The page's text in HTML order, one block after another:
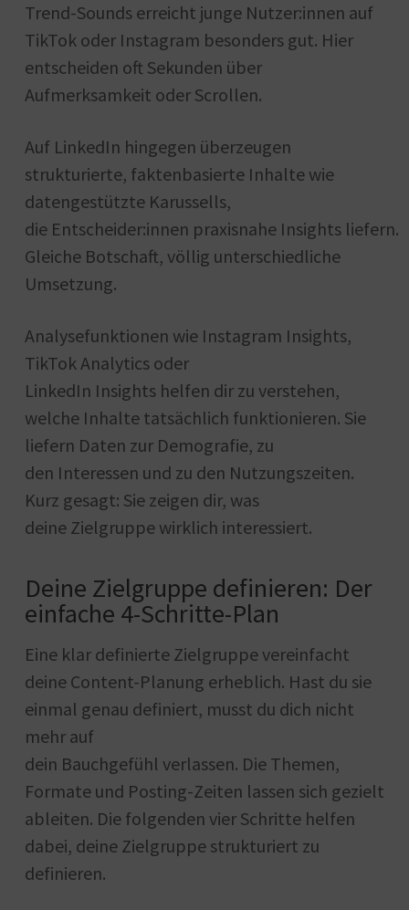
Trend-Sounds erreicht junge Nutzer:innen auf
TikTok oder Instagram besonders gut. Hier
entscheiden oft Sekunden über
Aufmerksamkeit oder Scrollen.
Auf LinkedIn hingegen überzeugen
strukturierte, faktenbasierte Inhalte wie
datengestützte Karussells,
die Entscheider:innen praxisnahe Insights liefern.
Gleiche Botschaft, völlig unterschiedliche
Umsetzung.
Analysefunktionen wie Instagram Insights,
TikTok Analytics oder
LinkedIn Insights helfen dir zu verstehen,
welche Inhalte tatsächlich funktionieren. Sie
liefern Daten zur Demografie, zu
den Interessen und zu den Nutzungszeiten.
Kurz gesagt: Sie zeigen dir, was
deine Zielgruppe wirklich interessiert.
Deine Zielgruppe definieren: Der
einfache 4-Schritte-Plan
Eine klar definierte Zielgruppe vereinfacht
deine Content-Planung erheblich. Hast du sie
einmal genau definiert, musst du dich nicht
mehr auf
dein Bauchgefühl verlassen. Die Themen,
Formate und Posting-Zeiten lassen sich gezielt
ableiten. Die folgenden vier Schritte helfen
dabei, deine Zielgruppe strukturiert zu
definieren.